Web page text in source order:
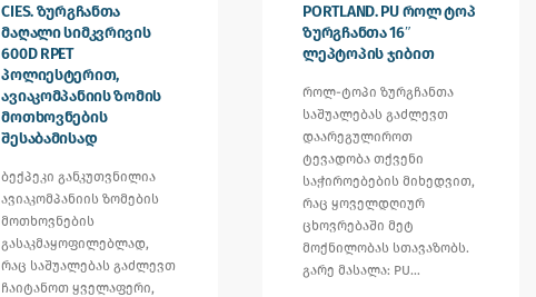
CIES. ზურგჩანთა
მაღალი სიმკვრივის
600D RPET
პოლიესტერით,
ავიაკომპანიის ზომის
მოთხოვნების
შესაბამისად
ბექპეკი განკუთვნილია
ავიაკომპანიის ზომების
მოთხოვნების
გასაკმაყოფილებლად,
რაც საშუალებას გაძლევთ
ჩაიტანოთ ყველაფერი,
PORTLAND. PU როლ ტოპ
ზურგჩანთა 16″
ლეპტოპის ჯიბით
როლ-ტოპი ზურგჩანთა
საშუალებას გაძლევთ
დაარეგულიროთ
ტევადობა თქვენი
საჭიროებების მიხედვით,
რაც ყოველდღიურ
ცხოვრებაში მეტ
მოქნილობას სთავაზობს.
გარე მასალა: PU…